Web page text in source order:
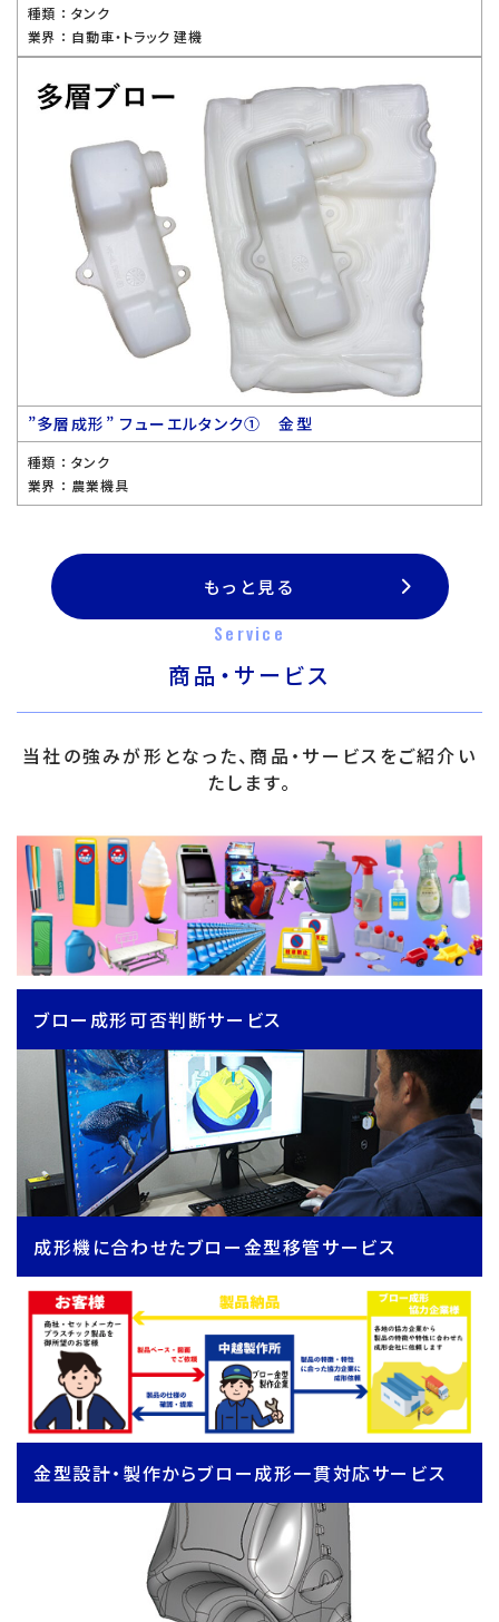
種類 ： タンク
業界 ： 自動車・トラック 建機
”多層成形” フューエルタンク① 金型
種類 ： タンク
業界 ： 農業機具
もっと見る
Service
商品・サービス
当社の強みが形となった、商品・サービスをご紹介い
たします。
ブロー成形可否判断サービス
成形機に合わせたブロー金型移管サービス
金型設計・製作からブロー成形一貫対応サービス